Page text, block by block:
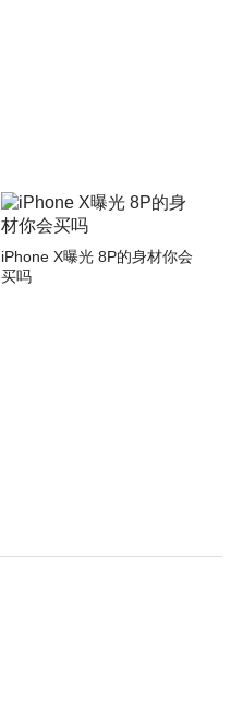
iPhone X曝光 8P的身材你会
买吗